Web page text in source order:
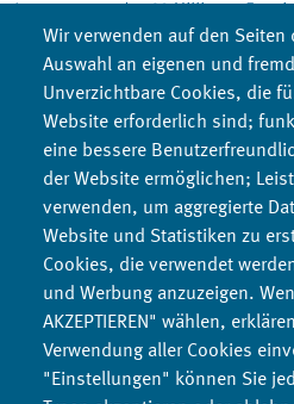
Wir verwenden auf den Seiten
Auswahl an eigenen und
Unverzichtbare Cookies, die
Website erforderlich sind;
eine bessere
der Website ermöglichen;
verwenden, um aggregierte
Website und Statistiken zu
Cookies, die verwendet
und Werbung anzuzeigen.
AKZEPTIEREN" wählen,
Verwendung aller Cookies
"Einstellungen" können Sie
Erneuerbare-Energien-Gesetz
Novellierung Erneuerbare-
Insgesamt wurden 83 Millionen Euro